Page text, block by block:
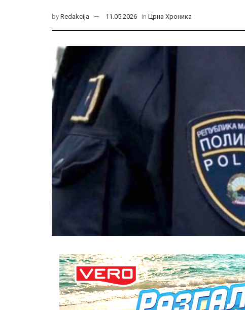
by Redakcija 11.05.2026 in Црна Хроника